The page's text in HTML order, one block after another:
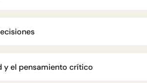
y el pensamiento crítico